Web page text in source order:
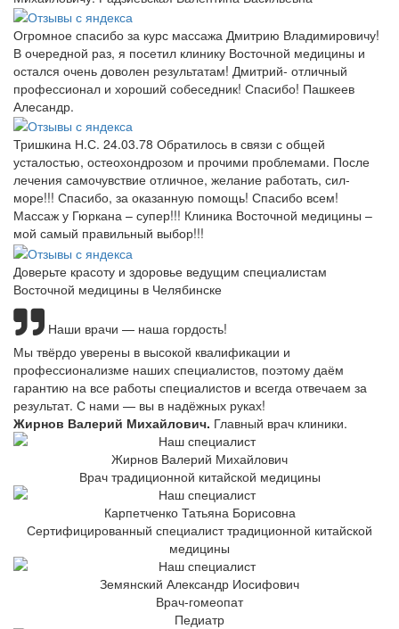
Огромное спасибо за курс массажа Дмитрию Владимировичу!
В очередной раз, я посетил клинику Восточной медицины и
остался очень доволен результатам! Дмитрий- отличный
профессионал и хороший собеседник! Спасибо! Пашкеев
Алесандр.
Тришкина Н.С. 24.03.78 Обратилось в связи с общей
усталостью, остеохондрозом и прочими проблемами. После
лечения самочувствие отличное, желание работать, сил-
море!!! Спасибо, за оказанную помощь! Спасибо всем!
Массаж у Гюркана – супер!!! Клиника Восточной медицины –
мой самый правильный выбор!!!
Доверьте красоту и здоровье ведущим специалистам
Восточной медицины в Челябинске
Наши врачи — наша гордость!
Мы твёрдо уверены в высокой квалификации и
профессионализме наших специалистов, поэтому даём
гарантию на все работы специалистов и всегда отвечаем за
результат. С нами — вы в надёжных руках!
Жирнов Валерий Михайлович. Главный врач клиники.
Жирнов Валерий Михайлович
Врач традиционной китайской медицины
Карпетченко Татьяна Борисовна
Сертифицированный специалист традиционной китайской
медицины
Земянский Александр Иосифович
Врач-гомеопат
Педиатр